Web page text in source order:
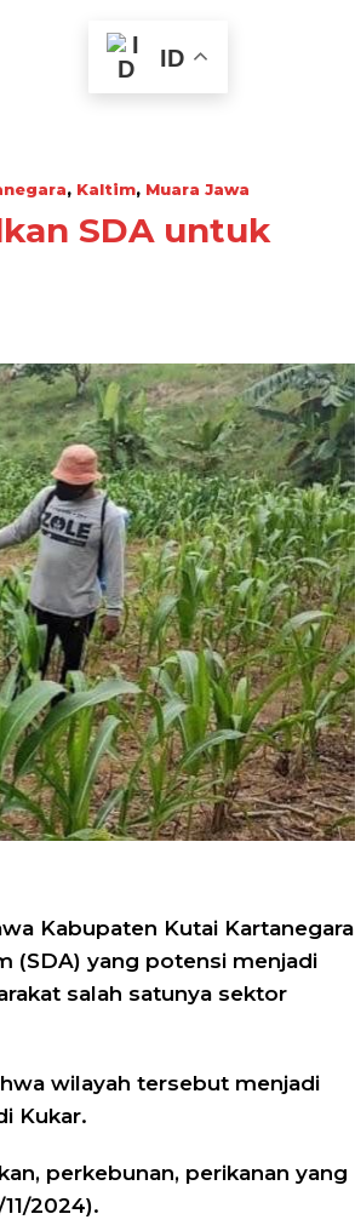
ID
, Kaltim, Muara Jawa
SDA untuk
Kabupaten Kutai Kartanegara
(SDA) yang potensi menjadi
salah satunya sektor
wilayah tersebut menjadi
Kukar.
perkebunan, perikanan yang
2024).